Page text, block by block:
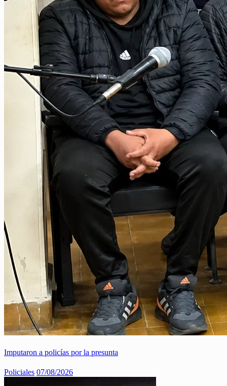
Imputaron a policías por la presunta
Policiales 07/08/2026